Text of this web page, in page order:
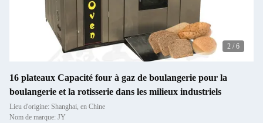
2 / 6
16 plateaux Capacité four à gaz de boulangerie pour la
boulangerie et la rotisserie dans les milieux industriels
Lieu d'origine: Shanghai, en Chine
Nom de marque: JY